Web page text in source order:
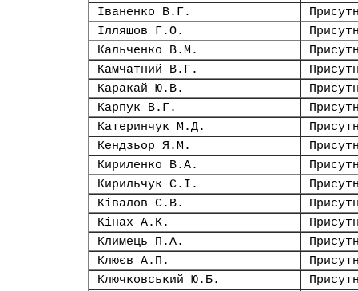
Іваненко В.Г.
Ілляшов Г.О.
Кальченко В.М.
Камчатний В.Г.
Каракай Ю.В.
Карпук В.Г.
Катеринчук М.Д.
Кендзьор Я.М.
Кириленко В.А.
Кирильчук Є.І.
Ківалов С.В.
Кінах А.К.
Климець П.А.
Клюєв А.П.
Ключковський Ю.Б.